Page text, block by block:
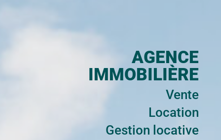
AGENCE
IMMOBILIÈRE
Vente
Location
Gestion locative